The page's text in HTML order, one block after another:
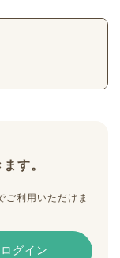
す。
利用いただけま
ログイン